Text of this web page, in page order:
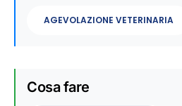
AGEVOLAZIONE VETERINARIA
Cosa fare